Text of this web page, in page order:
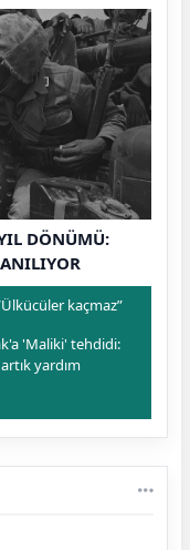
DÖNÜMÜ:
kaçmaz”
'Maliki' tehdidi:
yardım